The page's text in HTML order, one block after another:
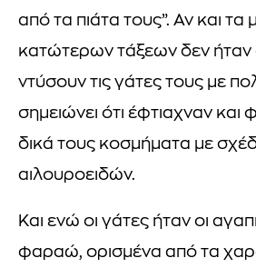
από τα πιάτα τους”. Αν και τα
κατώτερων τάξεων δεν ήταν
ντύσουν τις γάτες τους με
σημειώνει ότι έφτιαχναν
δικά τους κοσμήματα με
αιλουροειδών.
Και ενώ οι γάτες ήταν οι
φαραώ, ορισμένα από τα